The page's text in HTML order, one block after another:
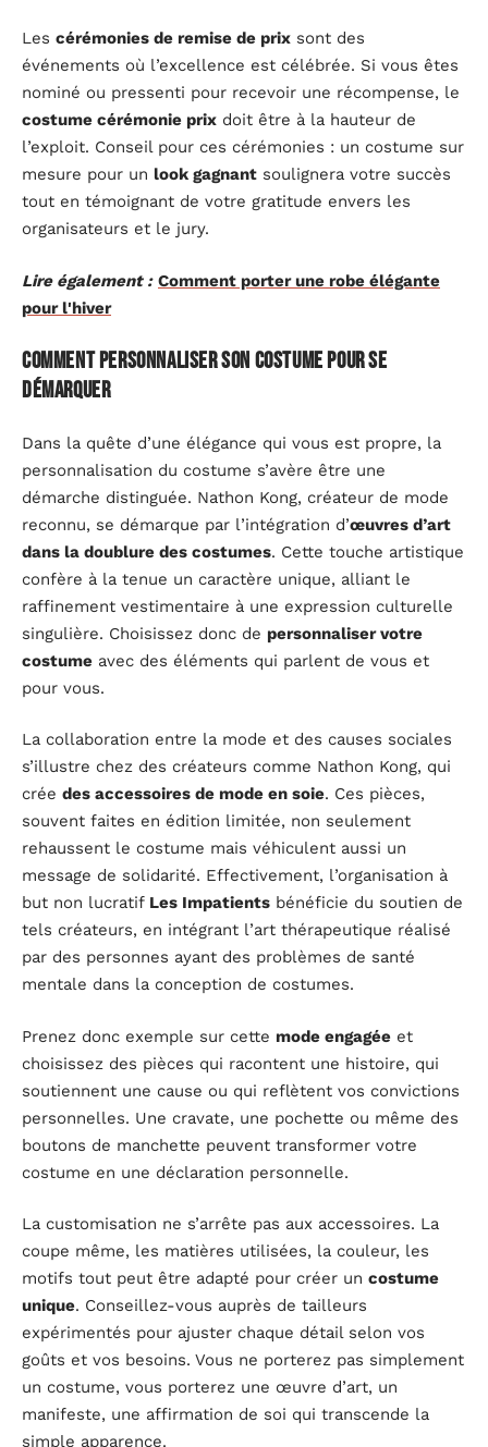
Les cérémonies de remise de prix sont des
événements où l’excellence est célébrée. Si vous êtes
nominé ou pressenti pour recevoir une récompense, le
costume cérémonie prix doit être à la hauteur de
l’exploit. Conseil pour ces cérémonies : un costume sur
mesure pour un look gagnant soulignera votre succès
tout en témoignant de votre gratitude envers les
organisateurs et le jury.
Lire également : Comment porter une robe élégante
pour l'hiver
Comment personnaliser son costume pour se
démarquer
Dans la quête d’une élégance qui vous est propre, la
personnalisation du costume s’avère être une
démarche distinguée. Nathon Kong, créateur de mode
reconnu, se démarque par l’intégration d’œuvres d’art
dans la doublure des costumes. Cette touche artistique
confère à la tenue un caractère unique, alliant le
raffinement vestimentaire à une expression culturelle
singulière. Choisissez donc de personnaliser votre
costume avec des éléments qui parlent de vous et
pour vous.
La collaboration entre la mode et des causes sociales
s’illustre chez des créateurs comme Nathon Kong, qui
crée des accessoires de mode en soie. Ces pièces,
souvent faites en édition limitée, non seulement
rehaussent le costume mais véhiculent aussi un
message de solidarité. Effectivement, l’organisation à
but non lucratif Les Impatients bénéficie du soutien de
tels créateurs, en intégrant l’art thérapeutique réalisé
par des personnes ayant des problèmes de santé
mentale dans la conception de costumes.
Prenez donc exemple sur cette mode engagée et
choisissez des pièces qui racontent une histoire, qui
soutiennent une cause ou qui reflètent vos convictions
personnelles. Une cravate, une pochette ou même des
boutons de manchette peuvent transformer votre
costume en une déclaration personnelle.
La customisation ne s’arrête pas aux accessoires. La
coupe même, les matières utilisées, la couleur, les
motifs tout peut être adapté pour créer un costume
unique. Conseillez-vous auprès de tailleurs
expérimentés pour ajuster chaque détail selon vos
goûts et vos besoins. Vous ne porterez pas simplement
un costume, vous porterez une œuvre d’art, un
manifeste, une affirmation de soi qui transcende la
simple apparence.